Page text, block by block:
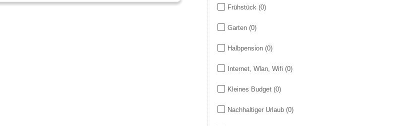
Frühstück (0)
Garten (0)
Halbpension (0)
Internet, Wlan, Wifi (0)
Kleines Budget (0)
Nachhaltiger Urlaub (0)